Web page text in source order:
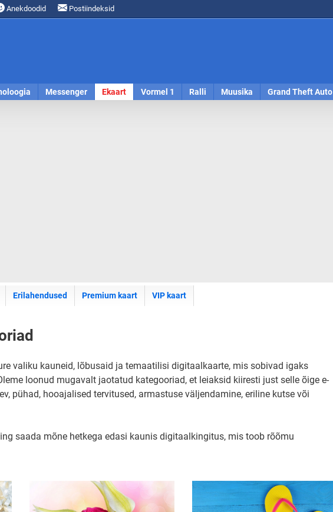
Anekdoodid Postiindeksid
Messenger Ekaart Vormel 1 Ralli Muusika Grand Theft Auto
Erilahendused Premium kaart VIP kaart
valiku kauneid, lõbusaid ja temaatilisi digitaalkaarte, mis sobivad igaks
loonud mugavalt jaotatud kategooriad, et leiaksid kiiresti just selle õige e-
pühad, hooajalised tervitused, armastuse väljendamine, eriline kutse või
saada mõne hetkega edasi kaunis digitaalkingitus, mis toob rõõmu